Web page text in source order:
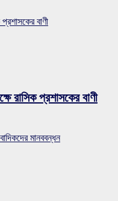
বাণী
রাসিক প্রশাসকের বাণী
মানববন্ধন